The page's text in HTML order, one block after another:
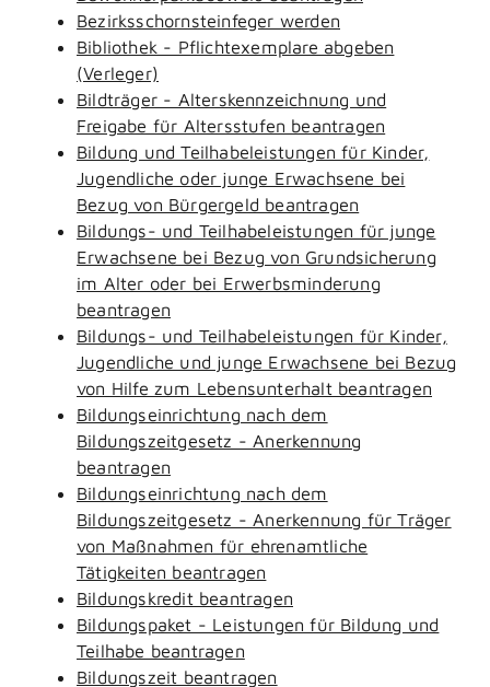
Bezirksschornsteinfeger werden
Bibliothek - Pflichtexemplare abgeben
(Verleger)
Bildträger - Alterskennzeichnung und
Freigabe für Altersstufen beantragen
Bildung und Teilhabeleistungen für Kinder,
Jugendliche oder junge Erwachsene bei
Bezug von Bürgergeld beantragen
Bildungs- und Teilhabeleistungen für junge
Erwachsene bei Bezug von Grundsicherung
im Alter oder bei Erwerbsminderung
beantragen
Bildungs- und Teilhabeleistungen für Kinder,
Jugendliche und junge Erwachsene bei Bezug
von Hilfe zum Lebensunterhalt beantragen
Bildungseinrichtung nach dem
Bildungszeitgesetz - Anerkennung
beantragen
Bildungseinrichtung nach dem
Bildungszeitgesetz - Anerkennung für Träger
von Maßnahmen für ehrenamtliche
Tätigkeiten beantragen
Bildungskredit beantragen
Bildungspaket - Leistungen für Bildung und
Teilhabe beantragen
Bildungszeit beantragen